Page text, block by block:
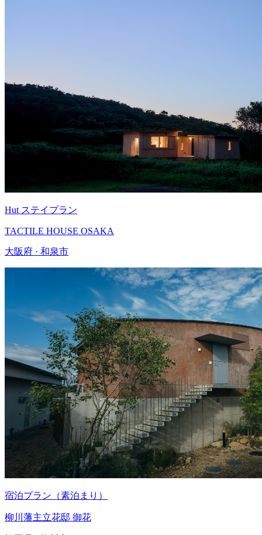
Hut ステイプラン
TACTILE HOUSE OSAKA
大阪府 · 和泉市
宿泊プラン（素泊まり）
柳川藩主立花邸 御花